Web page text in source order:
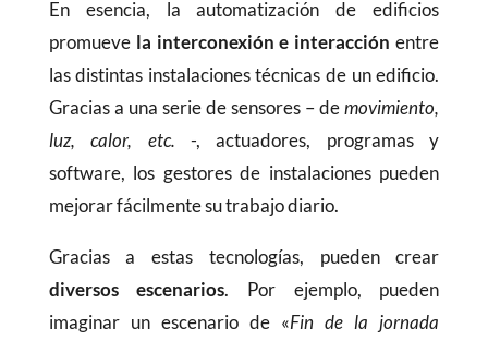
En esencia, la automatización de edificios
promueve la interconexión e interacciónentre
las distintas instalaciones técnicas de un edificio.
Gracias a una serie de sensores – demovimiento,
luz, calor, etc. -, actuadores, programas y
software, los gestores de instalaciones pueden
mejorar fácilmente su trabajo diario.
Gracias a estas tecnologías, pueden crear
diversos escenarios. Por ejemplo, pueden
imaginar un escenario de «Fin de la jornada